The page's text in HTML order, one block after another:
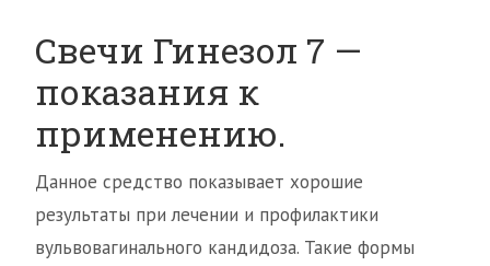
Свечи Гинезол 7 —
показания к
применению.
Данное средство показывает хорошие
результаты при лечении и профилактики
вульвовагинального кандидоза. Такие формы